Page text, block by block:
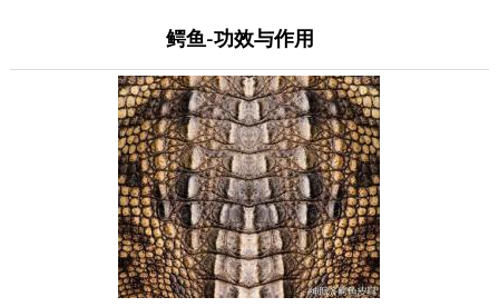
鳄鱼-功效与作用